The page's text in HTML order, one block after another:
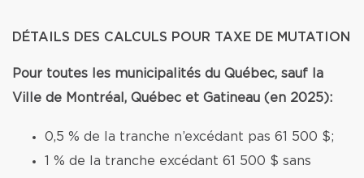
DÉTAILS DES CALCULS POUR TAXE DE MUTATION
Pour toutes les municipalités du Québec, sauf la
Ville de Montréal, Québec et Gatineau (en 2025):
0,5 % de la tranche n’excédant pas 61 500 $;
1 % de la tranche excédant 61 500 $ sans